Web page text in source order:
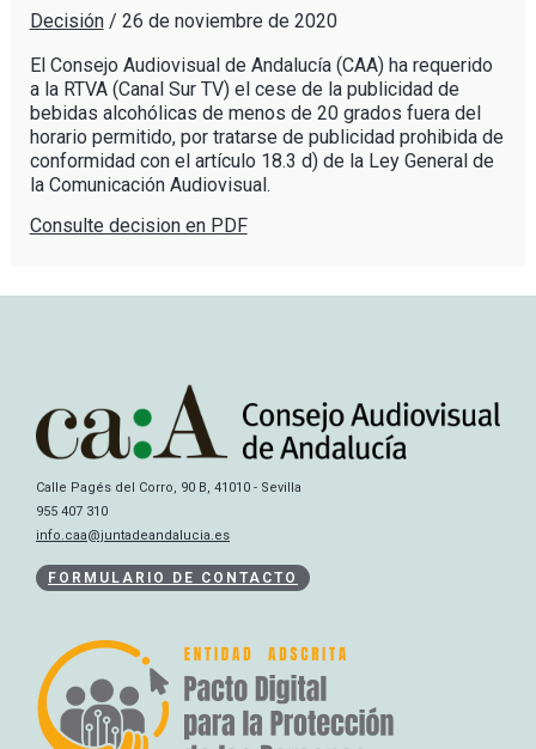
Decisión/ 26 de noviembre de 2020
El Consejo Audiovisual de Andalucía (CAA) ha requerido
a la RTVA (Canal Sur TV) el cese de la publicidad de
bebidas alcohólicas de menos de 20 grados fuera del
horario permitido, por tratarse de publicidad prohibida de
conformidad con el artículo 18.3 d) de la Ley General de
la Comunicación Audiovisual.
Consulte decision en PDF
Calle Pagés del Corro, 90 B, 41010 - Sevilla
955 407 310
info.caa@juntadeandalucia.es
FORMULARIO DE CONTACTO